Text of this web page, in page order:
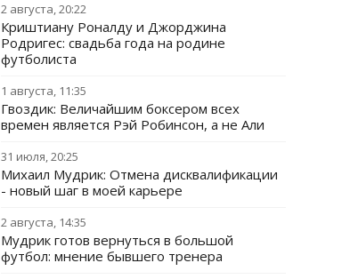
2 августа, 20:22
Криштиану Роналду и Джорджина
Родригес: свадьба года на родине
футболиста
1 августа, 11:35
Гвоздик: Величайшим боксером всех
времен является Рэй Робинсон, а не Али
31 июля, 20:25
Михаил Мудрик: Отмена дисквалификации
- новый шаг в моей карьере
2 августа, 14:35
Мудрик готов вернуться в большой
футбол: мнение бывшего тренера